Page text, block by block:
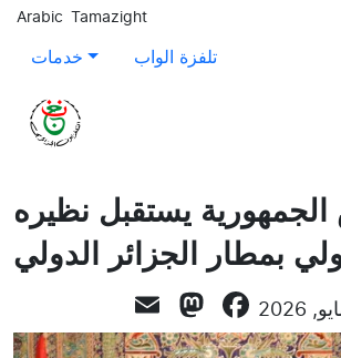
Arabic Tamazight
خدمات تلفزة الواب
يستقبل نظيره
بمطار الجزائر الدولي
Facebook
Mastodon